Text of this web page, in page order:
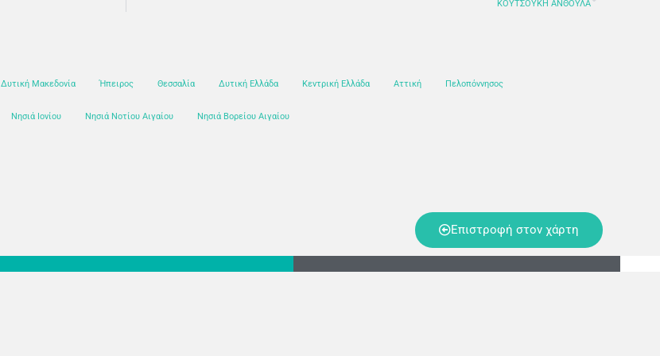
ΚΟΥΤΣΟΥΚΗ ΑΝΘΟΥΛΑ
Δυτική Μακεδονία Ήπειρος Θεσσαλία Δυτική Ελλάδα Κεντρική Ελλάδα Αττική Πελοπόννησος
Νησιά Ιονίου Νησιά Νοτίου Αιγαίου Νησιά Βορείου Αιγαίου
Επιστροφή στον χάρτη